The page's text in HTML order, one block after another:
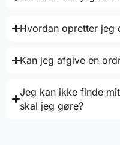
Hvordan opretter jeg
Kan jeg afgive en
Jeg kan ikke finde
skal jeg gøre?